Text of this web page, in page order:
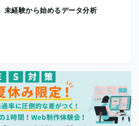
未経験から始めるデータ分析